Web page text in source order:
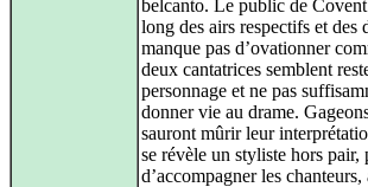
belcanto. Le public de
long des airs respectifs et des
manque pas d’ovationner
deux cantatrices semblent
personnage et ne pas
donner vie au drame.
sauront mûrir leur
se révèle un styliste hors pair,
d’accompagner les